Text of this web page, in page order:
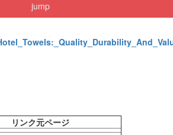
jump
リンク元ページ